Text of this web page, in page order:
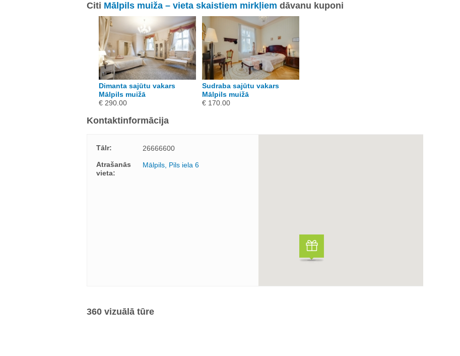
Citi Mālpils muiža – vieta skaistiem mirkļiem dāvanu kuponi
Dimanta sajūtu vakars
Mālpils muižā
€ 290.00
Sudraba sajūtu vakars
Mālpils muižā
€ 170.00
Kontaktinformācija
Tālr:
26666600
Atrašanās
vieta:
Mālpils, Pils iela 6
360 vizuālā tūre